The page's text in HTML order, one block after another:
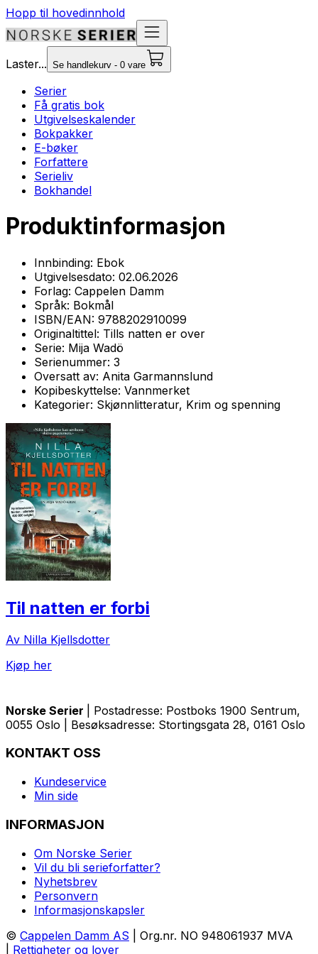
Hopp til hovedinnhold
Laster... Se handlekurv - 0 vare
Serier
Få gratis bok
Utgivelseskalender
Bokpakker
E-bøker
Forfattere
Serieliv
Bokhandel
Produktinformasjon
Innbinding: Ebok
Utgivelsesdato: 02.06.2026
Forlag: Cappelen Damm
Språk: Bokmål
ISBN/EAN: 9788202910099
Originaltittel: Tills natten er over
Serie: Mija Wadö
Serienummer: 3
Oversatt av: Anita Garmannslund
Kopibeskyttelse: Vannmerket
Kategorier: Skjønnlitteratur, Krim og spenning
Til natten er forbi
Av Nilla Kjellsdotter
Kjøp her
Norske Serier
| Postadresse: Postboks 1900 Sentrum,
0055 Oslo | Besøksadresse: Stortingsgata 28, 0161 Oslo
KONTAKT OSS
Kundeservice
Min side
INFORMASJON
Om Norske Serier
Vil du bli serieforfatter?
Nyhetsbrev
Personvern
Informasjonskapsler
© Cappelen Damm AS | Org.nr. NO 948061937 MVA
Rettigheter og lover